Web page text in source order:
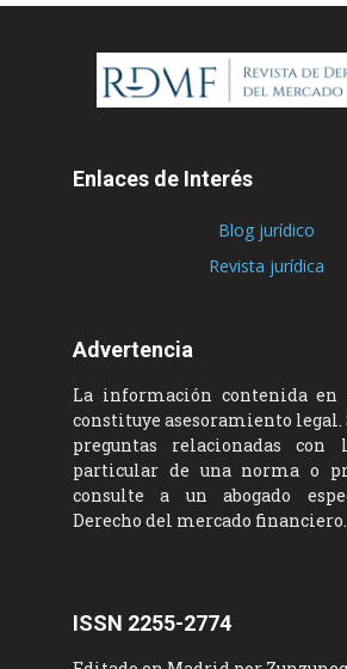
Enlaces de Interés
Blog jurídico
Revista jurídica
Advertencia
La información contenida
constituye asesoramiento legal.
preguntas relacionadas con
particular de una norma o
consulte a un abogado
Derecho del mercado financiero.
ISSN 2255-2774